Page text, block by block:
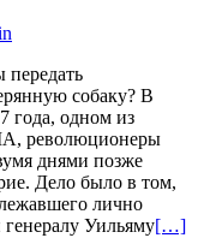
передать
собаку? В
года, одном из
революционеры
днями позже
Дело было в том,
лично
Уильяму[…]